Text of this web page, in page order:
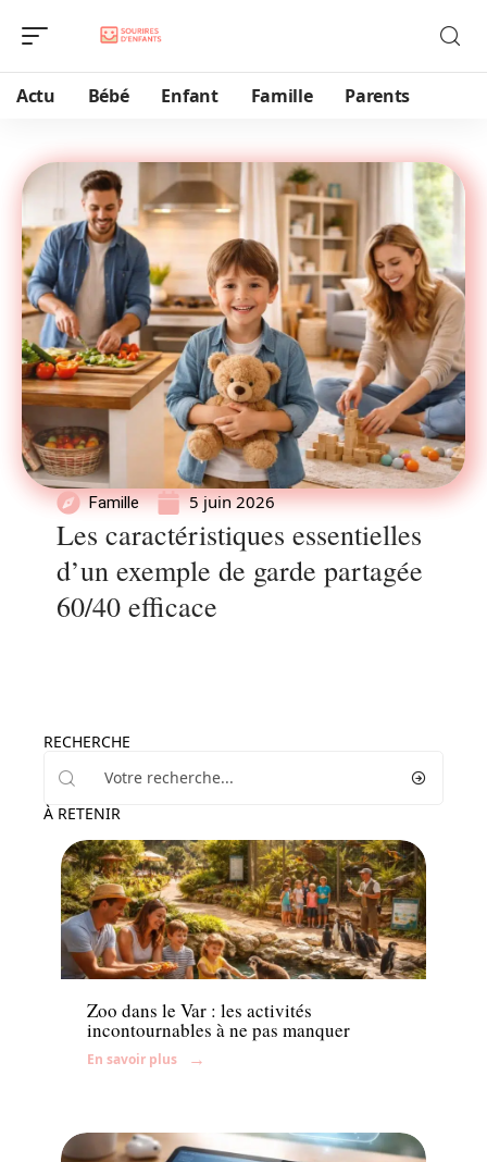
Actu Bébé Enfant Famille Parents
Famille 5 juin 2026
Les caractéristiques essentielles
d’un exemple de garde partagée
60/40 efficace
RECHERCHE
À RETENIR
Famille
Zoo dans le Var : les activités
incontournables à ne pas manquer
En savoir plus